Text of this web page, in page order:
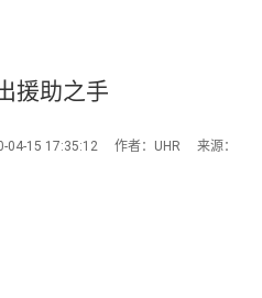
援助之手
04-15 17:35:12 作者：UHR 来源：